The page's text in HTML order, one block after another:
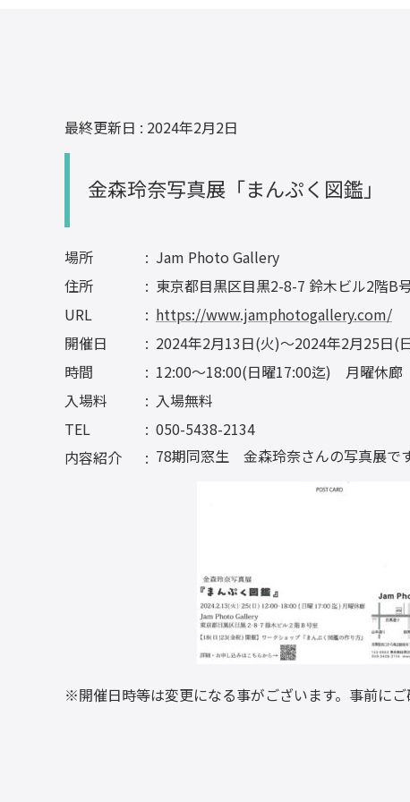
最終更新日 : 2024年2月2日
金森玲奈写真展「まんぷく図鑑」
場所
Jam Photo Gallery
住所
東京都目黒区目黒2-8-7 鈴木ビル2階B
URL
https://www.jamphotogallery.com/
開催日
2024年2月13日(火)～2024年2月25日(
時間
12:00～18:00(日曜17:00迄) 月曜休廊
入場料
入場無料
TEL
050-5438-2134
内容紹介
78期同窓生 金森玲奈さんの写真展です
※開催日時等は変更になる事がございます。事前にご